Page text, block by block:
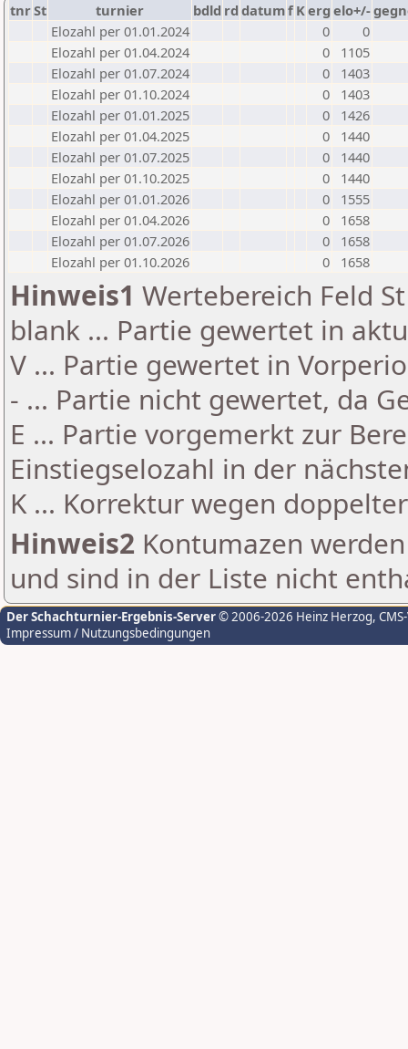
tnrSt turnier bdld rd datumf Kerg elo+/-
Elozahl per 01.01.2024
0
0
Elozahl per 01.04.2024
0
1105
Elozahl per 01.07.2024
0
1403
Elozahl per 01.10.2024
0
1403
Elozahl per 01.01.2025
0
1426
Elozahl per 01.04.2025
0
1440
Elozahl per 01.07.2025
0
1440
Elozahl per 01.10.2025
0
1440
Elozahl per 01.01.2026
0
1555
Elozahl per 01.04.2026
0
1658
Elozahl per 01.07.2026
0
1658
Elozahl per 01.10.2026
0 1658
Hinweis1 Wertebereich Feld
blank ... Partie gewertet in
V ... Partie gewertet in
- ... Partie nicht gewertet, da
E ... Partie vorgemerkt zur
Einstiegselozahl in der
K ... Korrektur wegen
Hinweis2 Kontumazen
und sind in der Liste nicht
Der Schachturnier-Ergebnis-Server© 2006-2026 Heinz Herzog,
Impressum / Nutzungsbedingungen